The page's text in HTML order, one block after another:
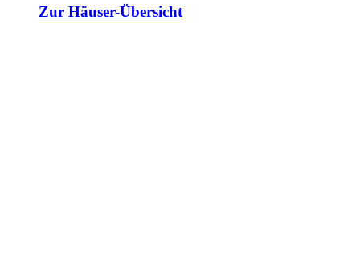
Zur Häuser-Übersicht